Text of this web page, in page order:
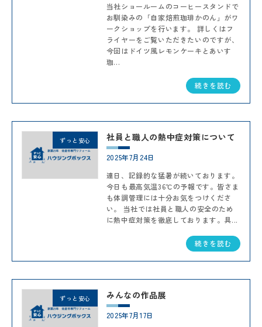
当社ショールームのコーヒースタンドで
お馴染みの「自家焙煎珈琲かのん」がワ
ークショップを行います。 詳しくはフ
ライヤーをご覧いただきたいのですが、
今回はドイツ風レモンケーキとあいす
珈...
続きを読む
ずっと安心 社員と職人の熱中症対策について
2025年7月24日
連日、記録的な猛暑が続いております。
今日も最高気温36℃の予報です。皆さま
も体調管理には十分お気をつけくださ
い。 当社では社員と職人の安全のため
に熱中症対策を徹底しております。具...
続きを読む
ずっと安心 みんなの作品展
2025年7月17日